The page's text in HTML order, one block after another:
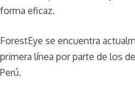
forma eficaz.
ForestEye se encuentra
primera línea por parte de los
Perú.